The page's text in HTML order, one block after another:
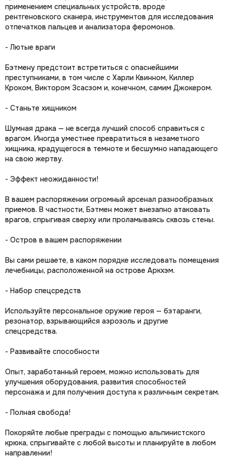
применением специальных устройств, вроде
рентгеновского сканера, инструментов для исследования
отпечатков пальцев и анализатора феромонов.
- Лютые враги
Бэтмену предстоит встретиться с опаснейшими
преступниками, в том числе с Харли Квинном, Киллер
Кроком, Виктором Зсасзом и, конечном, самим Джокером.
- Станьте хищником
Шумная драка — не всегда лучший способ справиться с
врагом. Иногда уместнее превратиться в незаметного
хищника, крадущегося в темноте и бесшумно нападающего
на свою жертву.
- Эффект неожиданности!
В вашем распоряжении огромный арсенал разнообразных
приемов. В частности, Бэтмен может внезапно атаковать
врагов, спрыгивая сверху или проламываясь сквозь стены.
- Остров в вашем распоряжении
Вы сами решаете, в каком порядке исследовать помещения
лечебницы, расположенной на острове Аркхэм.
- Набор спецсредств
Используйте персональное оружие героя — бэтаранги,
резонатор, взрывающийся аэрозоль и другие
спецсредства.
- Развивайте способности
Опыт, заработанный героем, можно использовать для
улучшения оборудования, развития способностей
персонажа и для получения доступа к различным секретам.
- Полная свобода!
Покоряйте любые преграды с помощью альпинистского
крюка, спрыгивайте с любой высоты и планируйте в любом
направлении!